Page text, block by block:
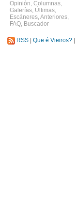
Opinión, Columnas,
Galerías, Últimas,
Escáneres,Anteriores,
FAQ, Buscador
RSS Que é Vieiros?